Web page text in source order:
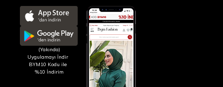
(Yakında)
Uygulamayı İndir
BYM10 Kodu ile
%10 İndirim